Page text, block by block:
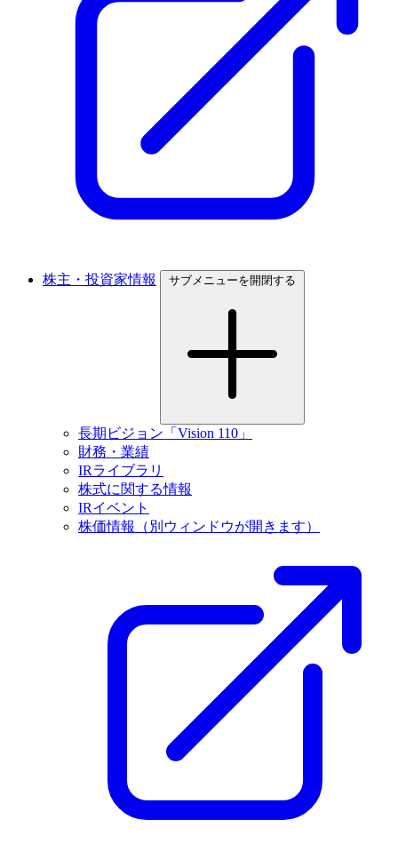
株主・投資家情報 サブメニューを開閉する
長期ビジョン「Vision 110」
財務・業績
IRライブラリ
株式に関する情報
IRイベント
株価情報
（別ウィンドウが開きます）